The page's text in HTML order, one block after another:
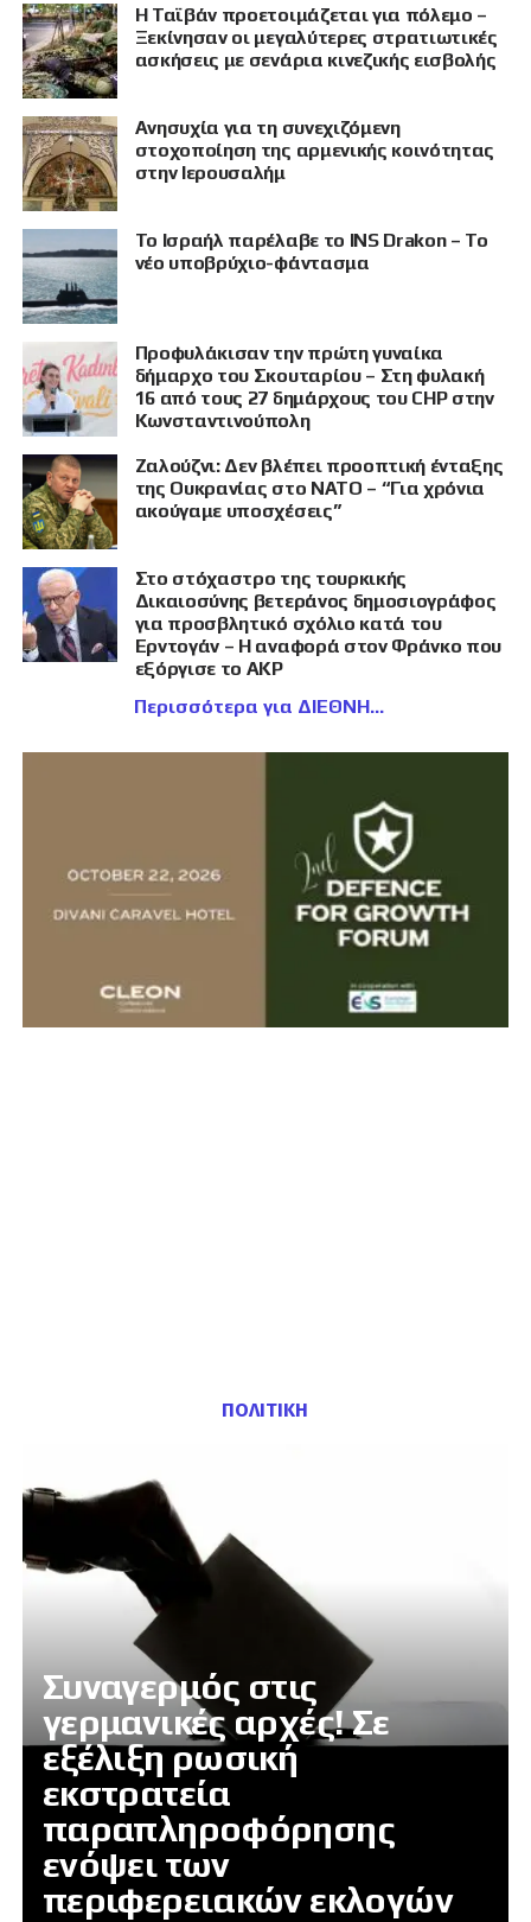
Η Ταϊβάν προετοιμάζεται για πόλεμο –
Ξεκίνησαν οι μεγαλύτερες στρατιωτικές
ασκήσεις με σενάρια κινεζικής εισβολής
Ανησυχία για τη συνεχιζόμενη
στοχοποίηση της αρμενικής κοινότητας
στην Ιερουσαλήμ
Το Ισραήλ παρέλαβε το INS Drakon – Το
νέο υποβρύχιο-φάντασμα
Προφυλάκισαν την πρώτη γυναίκα
δήμαρχο του Σκουταρίου – Στη φυλακή
16 από τους 27 δημάρχους του CHP στην
Κωνσταντινούπολη
Ζαλούζνι: Δεν βλέπει προοπτική ένταξης
της Ουκρανίας στο ΝΑΤΟ – “Για χρόνια
ακούγαμε υποσχέσεις”
Στο στόχαστρο της τουρκικής
Δικαιοσύνης βετεράνος δημοσιογράφος
για προσβλητικό σχόλιο κατά του
Ερντογάν – Η αναφορά στον Φράνκο που
εξόργισε το AKP
Περισσότερα για ΔΙΕΘΝΗ
ΠΟΛΙΤΙΚΗ
Συναγερμός στις
γερμανικές αρχές! Σε
εξέλιξη ρωσική
εκστρατεία
παραπληροφόρησης
ενόψει των
περιφερειακών εκλογών